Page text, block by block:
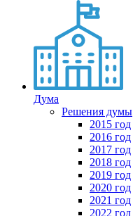
Дума
Решения думы
2015 год
2016 год
2017 год
2018 год
2019 год
2020 год
2021 год
2022 год